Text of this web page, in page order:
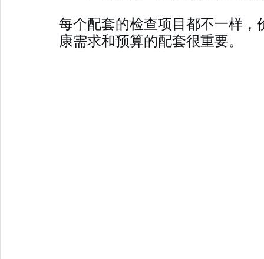
每个配套的检查项目都不一样
康需求和预算的配套很重要。